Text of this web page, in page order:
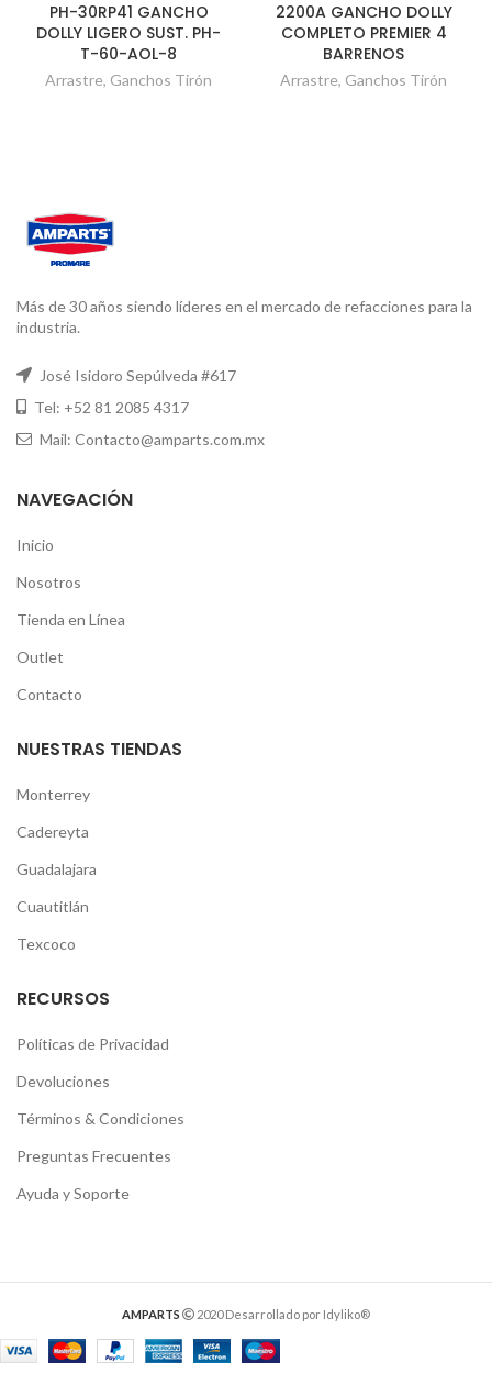
PH-30RP41 GANCHO
DOLLY LIGERO SUST. PH-
T-60-AOL-8
Arrastre, Ganchos Tirón
2200A GANCHO DOLLY
COMPLETO PREMIER 4
BARRENOS
Arrastre, Ganchos Tirón
Más de 30 años siendo líderes en el mercado de refacciones para la
industria.
José Isidoro Sepúlveda #617
Tel: +52 81 2085 4317
Mail: Contacto@amparts.com.mx
NAVEGACIÓN
Inicio
Nosotros
Tienda en Línea
Outlet
Contacto
NUESTRAS TIENDAS
Monterrey
Cadereyta
Guadalajara
Cuautitlán
Texcoco
RECURSOS
Políticas de Privacidad
Devoluciones
Términos & Condiciones
Preguntas Frecuentes
Ayuda y Soporte
AMPARTS 2020 Desarrollado por Idyliko®